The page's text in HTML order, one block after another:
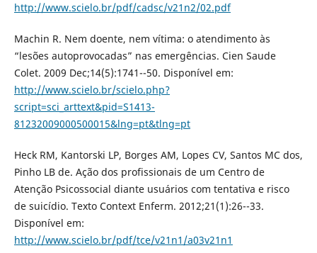
http://www.scielo.br/pdf/cadsc/v21n2/02.pdf
Machin R. Nem doente, nem vítima: o atendimento às
“lesões autoprovocadas” nas emergências. Cien Saude
Colet. 2009 Dec;14(5):1741--50. Disponível em:
http://www.scielo.br/scielo.php?
script=sci_arttext&pid=S1413-
81232009000500015&lng=pt&tlng=pt
Heck RM, Kantorski LP, Borges AM, Lopes CV, Santos MC dos,
Pinho LB de. Ação dos profissionais de um Centro de
Atenção Psicossocial diante usuários com tentativa e risco
de suicídio. Texto Context Enferm. 2012;21(1):26--33.
Disponível em:
http://www.scielo.br/pdf/tce/v21n1/a03v21n1